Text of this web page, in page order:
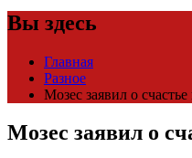
Вы здесь
Главная
Разное
Мозес заявил о
Мозес заявил о